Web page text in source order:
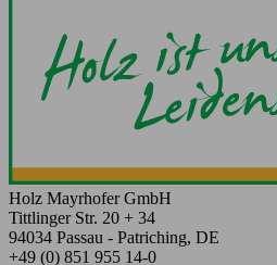
Holz Mayrhofer GmbH
Tittlinger Str. 20 + 34
94034 Passau - Patriching, DE
+49 (0) 851 955 14-0